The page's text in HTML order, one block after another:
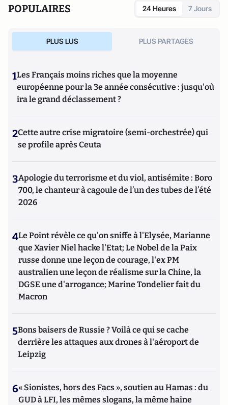
POPULAIRES 24 Heures 7 Jours
PLUS LUS PLUS PARTAGES
1Les Français moins riches que la moyenne
européenne pour la 3e année consécutive : jusqu'où
ira le grand déclassement ?
2Cette autre crise migratoire (semi-orchestrée) qui
se profile après Ceuta
3Apologie du terrorisme et du viol, antisémite : Boro
700, le chanteur à cagoule de l’un des tubes de l’été
2026
4Le Point révèle ce qu'on sniffe à l'Elysée, Marianne
que Xavier Niel hacke l'Etat; Le Nobel de la Paix
russe donne une leçon de courage, l'ex PM
australien une leçon de réalisme sur la Chine, la
DGSE une d'arrogance; Marine Tondelier fait du
Macron
5Bons baisers de Russie ? Voilà ce qui se cache
derrière les attaques aux drones à l'aéroport de
Leipzig
6« Sionistes, hors des Facs », soutien au Hamas : du
GUD à LFI, les mêmes slogans, la même haine